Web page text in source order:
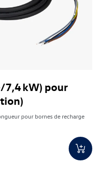
7,4 kW) pour
pour bornes de recharge